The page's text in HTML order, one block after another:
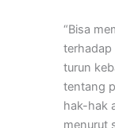
“Bisa
terhadap
turun
tentang
hak-hak
menurut